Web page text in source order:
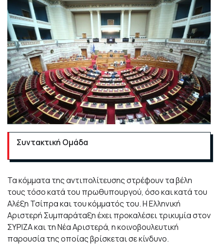
Συντακτική Ομάδα
Τα κόμματα της αντιπολίτευσης στρέφουν τα βέλη
τους τόσο κατά του πρωθυπουργού, όσο και κατά του
Αλέξη Τσίπρα και του κόμματός του. Η Ελληνική
Αριστερή Συμπαράταξη έχει προκαλέσει τρικυμία στον
ΣΥΡΙΖΑ και τη Νέα Αριστερά, η κοινοβουλευτική
παρουσία της οποίας βρίσκεται σε κίνδυνο.